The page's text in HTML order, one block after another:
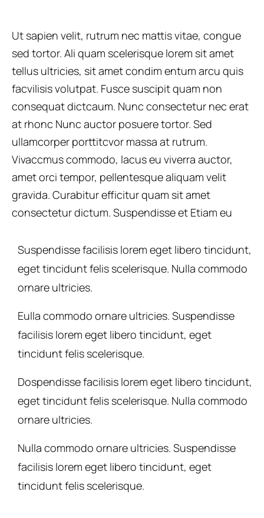
Ut sapien velit, rutrum nec mattis vitae, congue
sed tortor. Ali quam scelerisque lorem sit amet
tellus ultricies, sit amet condim entum arcu quis
facvilisis volutpat. Fusce suscipit quam non
consequat dictcaum. Nunc consectetur nec erat
at rhonc Nunc auctor posuere tortor. Sed
ullamcorper porttitcvor massa at rutrum.
Vivaccmus commodo, lacus eu viverra auctor,
amet orci tempor, pellentesque aliquam velit
gravida. Curabitur efficitur quam sit amet
consectetur dictum. Suspendisse et Etiam eu
Suspendisse facilisis lorem eget libero tincidunt,
eget tincidunt felis scelerisque. Nulla commodo
ornare ultricies.
Eulla commodo ornare ultricies. Suspendisse
facilisis lorem eget libero tincidunt, eget
tincidunt felis scelerisque.
Dospendisse facilisis lorem eget libero tincidunt,
eget tincidunt felis scelerisque. Nulla commodo
ornare ultricies.
Nulla commodo ornare ultricies. Suspendisse
facilisis lorem eget libero tincidunt, eget
tincidunt felis scelerisque.